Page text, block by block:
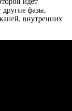
другие фазы,
внутренних